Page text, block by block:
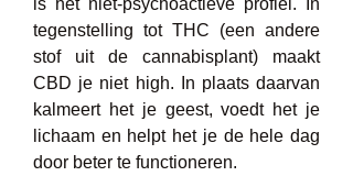
is het niet-psychoactieve profiel. In
tegenstelling tot THC (een andere
stof uit de cannabisplant) maakt
CBD je niet high. In plaats daarvan
kalmeert het je geest, voedt het je
lichaam en helpt het je de hele dag
door beter te functioneren.